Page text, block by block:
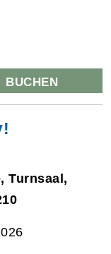
BUCHEN
Turnsaal,